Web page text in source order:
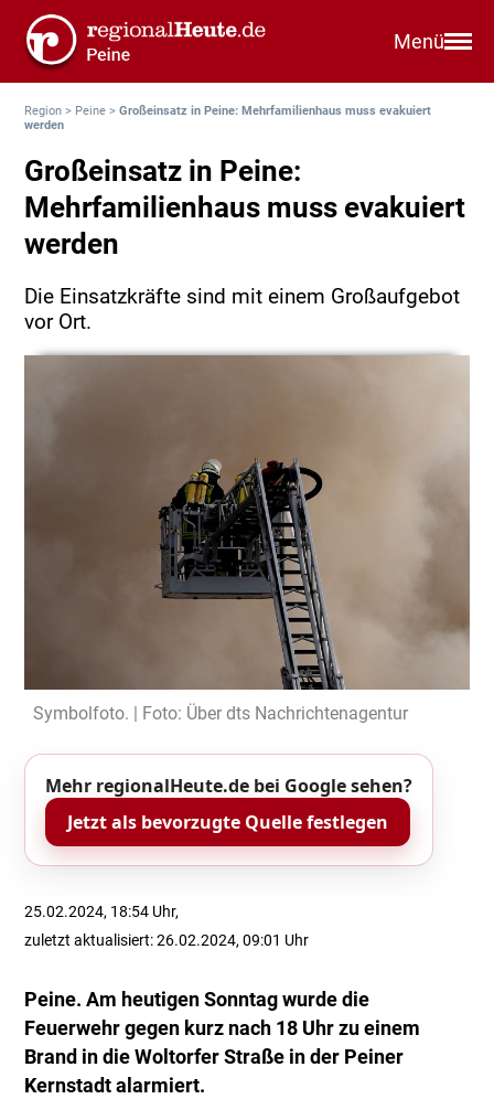
Menü
Region > Peine >Großeinsatz in Peine: Mehrfamilienhaus muss evakuiert
werden
Großeinsatz in Peine:
Mehrfamilienhaus muss evakuiert
werden
Die Einsatzkräfte sind mit einem Großaufgebot
vor Ort.
Symbolfoto. | Foto: Über dts Nachrichtenagentur
Mehr regionalHeute.de bei Google sehen?
Jetzt als bevorzugte Quelle festlegen
25.02.2024, 18:54 Uhr,
zuletzt aktualisiert: 26.02.2024, 09:01 Uhr
Peine. Am heutigen Sonntag wurde die
Feuerwehr gegen kurz nach 18 Uhr zu einem
Brand in die Woltorfer Straße in der Peiner
Kernstadt alarmiert.